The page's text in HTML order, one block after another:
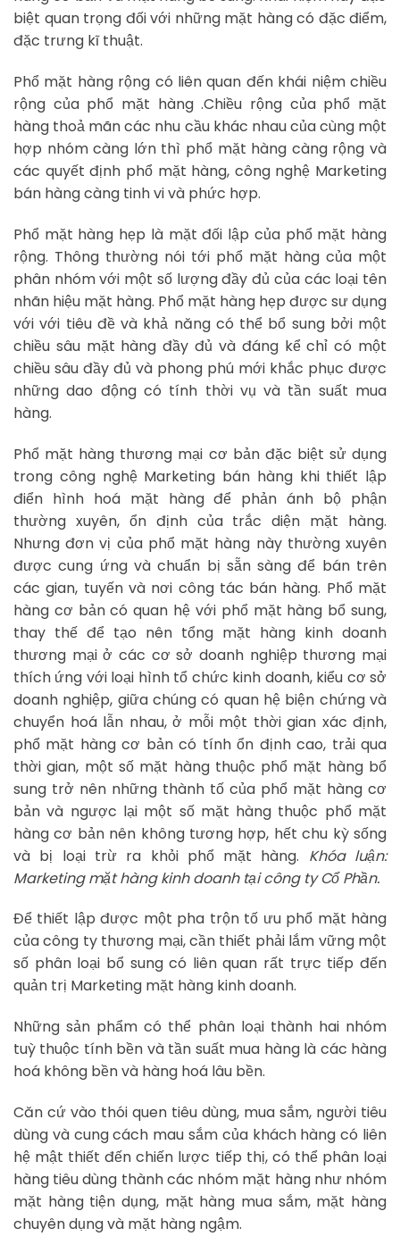
biệt quan trọng đối với những mặt hàng có đặc điểm,
đặc trưng kĩ thuật.
Phổ mặt hàng rộng có liên quan đến khái niệm chiều
rộng của phổ mặt hàng .Chiều rộng của phổ mặt
hàng thoả mãn các nhu cầu khác nhau của cùng một
hợp nhóm càng lớn thì phổ mặt hàng càng rộng và
các quyết định phổ mặt hàng, công nghệ Marketing
bán hàng càng tinh vi và phức hợp.
Phổ mặt hàng hẹp là mặt đối lập của phổ mặt hàng
rộng. Thông thường nói tới phổ mặt hàng của một
phân nhóm với một số lượng đầy đủ của các loại tên
nhãn hiệu mặt hàng. Phổ mặt hàng hẹp được sư dụng
với với tiêu đề và khả năng có thể bổ sung bởi một
chiều sâu mặt hàng đầy đủ và đáng kể chỉ có một
chiều sâu đầy đủ và phong phú mới khắc phục được
những dao động có tính thời vụ và tần suất mua
hàng.
Phổ mặt hàng thương mại cơ bản đặc biệt sử dụng
trong công nghệ Marketing bán hàng khi thiết lập
điển hình hoá mặt hàng để phản ánh bộ phận
thường xuyên, ổn định của trắc diện mặt hàng.
Nhưng đơn vị của phổ mặt hàng này thường xuyên
được cung ứng và chuẩn bị sẵn sàng để bán trên
các gian, tuyến và nơi công tác bán hàng. Phổ mặt
hàng cơ bản có quan hệ với phổ mặt hàng bổ sung,
thay thế để tạo nên tổng mặt hàng kinh doanh
thương mại ở các cơ sở doanh nghiệp thương mại
thích ứng với loại hình tổ chức kinh doanh, kiểu cơ sở
doanh nghiệp, giữa chúng có quan hệ biện chứng và
chuyển hoá lẫn nhau, ở mỗi một thời gian xác định,
phổ mặt hàng cơ bản có tính ổn định cao, trải qua
thời gian, một số mặt hàng thuộc phổ mặt hàng bổ
sung trở nên những thành tố của phổ mặt hàng cơ
bản và ngược lại một số mặt hàng thuộc phổ mặt
hàng cơ bản nên không tương hợp, hết chu kỳ sống
và bị loại trừ ra khỏi phổ mặt hàng. Khóa luận:
Marketing mặt hàng kinh doanh tại công ty Cổ Phần.
Để thiết lập được một pha trộn tố ưu phổ mặt hàng
của công ty thương mại, cần thiết phải lắm vững một
số phân loại bổ sung có liên quan rất trực tiếp đến
quản trị Marketing mặt hàng kinh doanh.
Những sản phẩm có thể phân loại thành hai nhóm
tuỳ thuộc tính bền và tần suất mua hàng là các hàng
hoá không bền và hàng hoá lâu bền.
Căn cứ vào thói quen tiêu dùng, mua sắm, người tiêu
dùng và cung cách mau sắm của khách hàng có liên
hệ mật thiết đến chiến lược tiếp thị, có thể phân loại
hàng tiêu dùng thành các nhóm mặt hàng như nhóm
mặt hàng tiện dụng, mặt hàng mua sắm, mặt hàng
chuyên dụng và mặt hàng ngậm.